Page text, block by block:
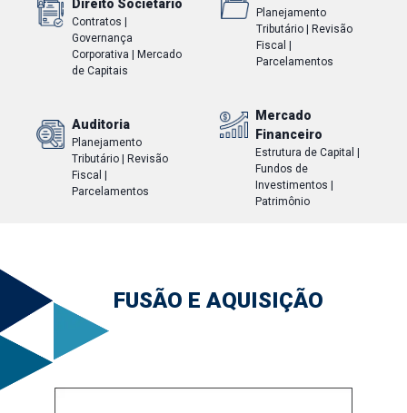
Direito Societário
Contratos |
Governança
Corporativa | Mercado
de Capitais
Auditoria
Planejamento
Tributário | Revisão
Fiscal |
Parcelamentos
Planejamento
Tributário | Revisão
Fiscal |
Parcelamentos
Mercado
Financeiro
Estrutura de Capital |
Fundos de
Investimentos |
Patrimônio
FUSÃO E AQUISIÇÃO